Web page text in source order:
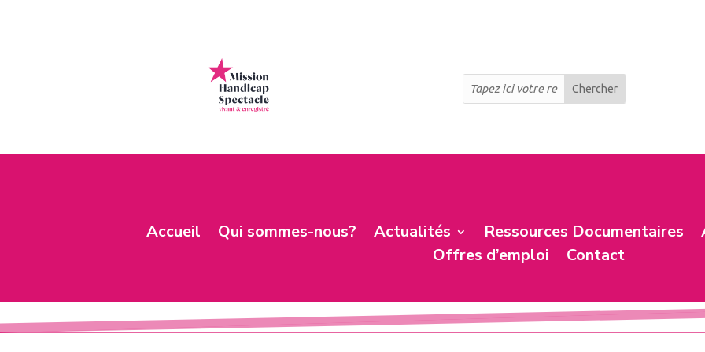
Accueil Qui sommes-nous? Actualités Ressources Documentaires
Offres d’emploi
Contact